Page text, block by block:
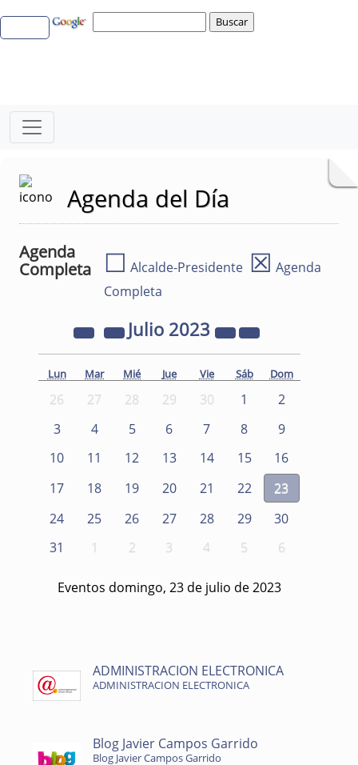
Agenda del Día
Agenda
Completa
☐ Alcalde-Presidente ☒ Agenda
Completa
Julio 2023
Lun Mar Mié Jue Vie Sáb Dom
26 27 28 29 30 1
2
3
4 5 6 7 8
9
10
11 12 13 14 15
16
17
18 19 20 21 22
23
24
25 26 27 28 29
30
31
1 2 3 4 5 6
Eventos domingo, 23 de julio de 2023
ADMINISTRACION ELECTRONICA
ADMINISTRACION ELECTRONICA
Blog Javier Campos Garrido
Blog Javier Campos Garrido